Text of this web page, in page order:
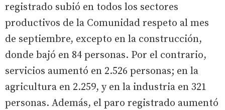
registrado subió en todos los sectores
productivos de la Comunidad respeto al mes
de septiembre, excepto en la construcción,
donde bajó en 84 personas. Por el contrario,
servicios aumentó en 2.526 personas; en la
agricultura en 2.259, y en la industria en 321
personas. Además, el paro registrado aumentó